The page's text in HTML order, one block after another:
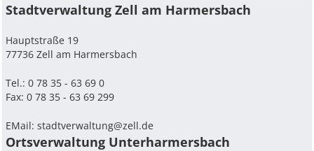
Stadtverwaltung Zell am Harmersbach
Hauptstraße 19
77736 Zell am Harmersbach
Tel.: 0 78 35 - 63 69 0
Fax: 0 78 35 - 63 69 299
EMail:stadtverwaltung@zell.de
Ortsverwaltung Unterharmersbach